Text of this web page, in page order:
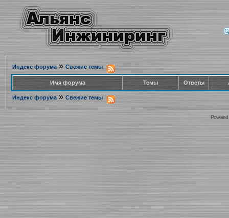
Индекс форума» Свежие темы
Имя форума Темы Ответы
Индекс форума » Свежие темы